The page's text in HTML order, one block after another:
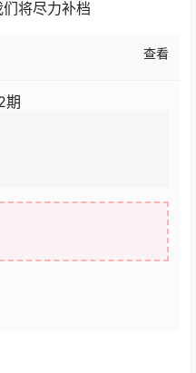
将尽力补档
查看
期